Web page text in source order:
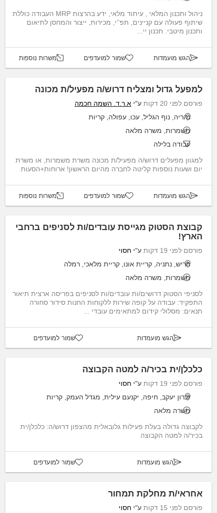
ניהול ותכנון המלאי , עיתוד מלאי, ידע בהרצות MRP העבודה כוללת
שיתוף פעולה עם קניינים, תפ’’י, מכירות, ייצור והמחסן לתיאום
ותכנון מיטבי. תכנון יי...
הגש מועמדות שמור למועדפים משרות נוספות
למפעל גדול ומצליח דרוש/ה מפעיל/ת מכונה
פורסם לפני 20 דקות ע"י א.ר.ד. השמה חכמה
נהריה, נוף הגליל, עכו, עפולה, קריות
משמרות, משרה מלאה
עבודה בלילה
למגוון מפעלים דרוש/ה מפעיל/ת מכונה משרת משמרות, או משרת
יום ושעות נוספות קליטה לחברה מהיום הראשון! ארוחות+הסעות
הגש מועמדות שמור למועדפים משרות נוספות
קבוצת הסטוק מגייסת עובדים/ות לסניפים ברחבי
הארץ!
פורסם לפני 19 דקות ע"י חסוי
חריש, נתניה, קריית אונו, קריית מלאכי, רמלה
משמרות, משרה מלאה
לסניפי הסטוק דרושים/ות עובדים/ות לסניפים בפריסה ארצית תיאור
התפקיד: עבודה על קופה שירות ללקוחות החנות סידור סחורה
תנאים: מסלולי קידום למתאימים עובדי ...
הגש מועמדות שמור למועדפים
כלכלן/ית בכיר/ה למטה הקבוצה
פורסם לפני 19 דקות ע"י חסוי
זכרון יעקב, חיפה, יקנעם עילית, מגדל העמק, קריות
משרה מלאה
לקבוצה גדולה בעלת פעילות גלובאלית מהצפון דרוש/ה: כלכלן/ית
בכיר/ה למטה הקבוצה
הגש מועמדות שמור למועדפים
אחראי/ת מחלקת תמחור
פורסם לפני 15 דקות ע"י חסוי